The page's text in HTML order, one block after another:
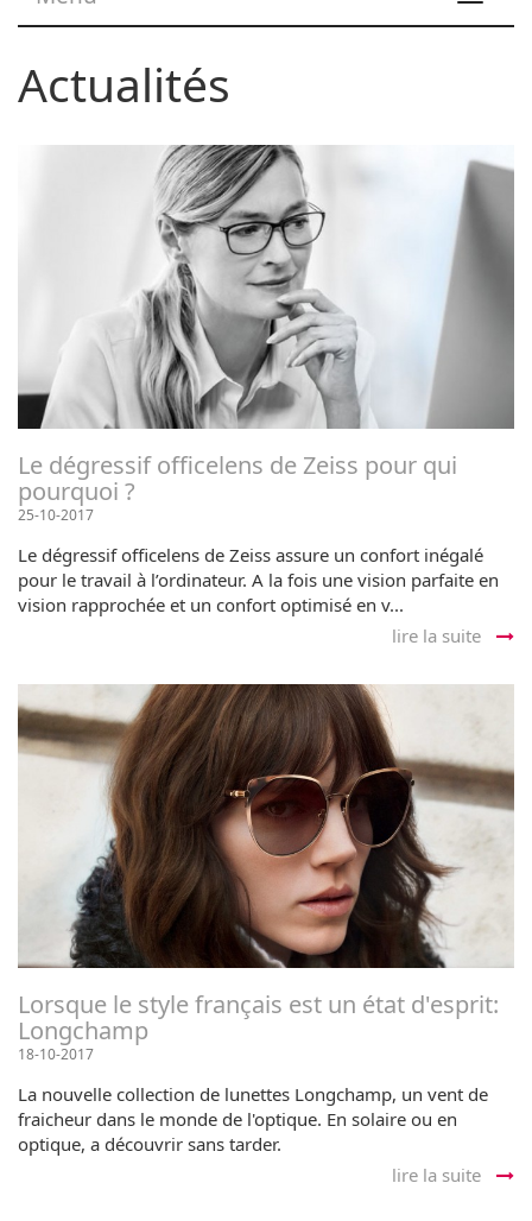
Actualités
Le dégressif officelens de Zeiss pour qui
pourquoi ?
25-10-2017
Le dégressif officelens de Zeiss assure un confort inégalé
pour le travail à l’ordinateur. A la fois une vision parfaite en
vision rapprochée et un confort optimisé en v...
lire la suite
Lorsque le style français est un état d'esprit:
Longchamp
18-10-2017
La nouvelle collection de lunettes Longchamp, un vent de
fraicheur dans le monde de l'optique. En solaire ou en
optique, a découvrir sans tarder.
lire la suite